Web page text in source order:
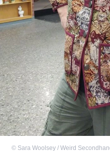
© Sara Woolsey‎ / Weird